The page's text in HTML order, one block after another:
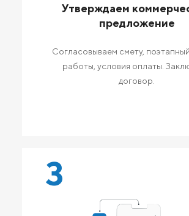
Утверждаем
предложение
Согласовываем смету,
работы, условия оплаты.
договор.
3